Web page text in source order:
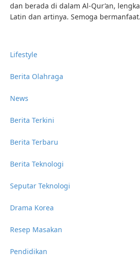
dan berada di dalam Al-Qur’an,
Latin dan artinya. Semoga bermanfaat.
Lifestyle
Berita Olahraga
News
Berita Terkini
Berita Terbaru
Berita Teknologi
Seputar Teknologi
Drama Korea
Resep Masakan
Pendidikan